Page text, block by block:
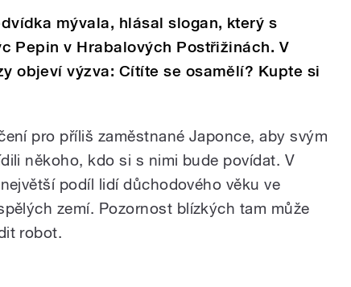
mývala, hlásal slogan, který s
Pepin v Hrabalových Postřižinách. V
objeví výzva: Cítíte se osamělí? Kupte si
pro příliš zaměstnané Japonce, aby svým
někoho, kdo si s nimi bude povídat. V
podíl lidí důchodového věku ve
zemí. Pozornost blízkých tam může
robot.